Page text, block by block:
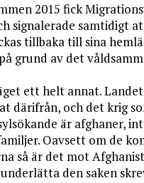
2015 fick
signalerade samtidigt
tillbaka till sina
grund av det
ett helt annat.
därifrån, och det krig
är afghaner,
Oavsett om de
så är det mot
den saken